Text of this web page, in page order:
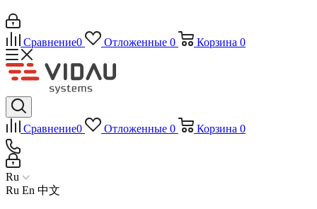
Сравнение0 Отложенные 0 Корзина 0
Сравнение0 Отложенные 0 Корзина 0
Ru
Ru En 中文